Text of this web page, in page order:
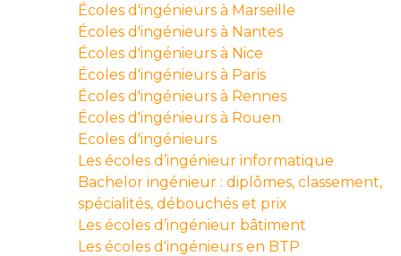
Écoles d'ingénieurs à Marseille
Écoles d'ingénieurs à Nantes
Écoles d'ingénieurs à Nice
Écoles d'ingénieurs à Paris
Écoles d'ingénieurs à Rennes
Écoles d'ingénieurs à Rouen
Ecoles d'ingénieurs
Les écoles d’ingénieur informatique
Bachelor ingénieur : diplômes, classement,
spécialités, débouchés et prix
Les écoles d’ingénieur bâtiment
Les écoles d'ingénieurs en BTP